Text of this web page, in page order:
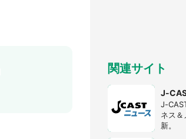
県・30代
関連サイト
J-
J-
ネス＆
新。